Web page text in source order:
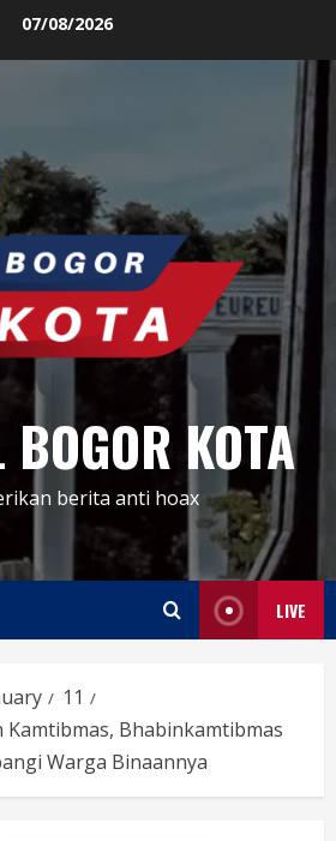
07/08/2026
KOTA
berita anti hoax
LIVE
11
Bhabinkamtibmas
Warga Binaannya